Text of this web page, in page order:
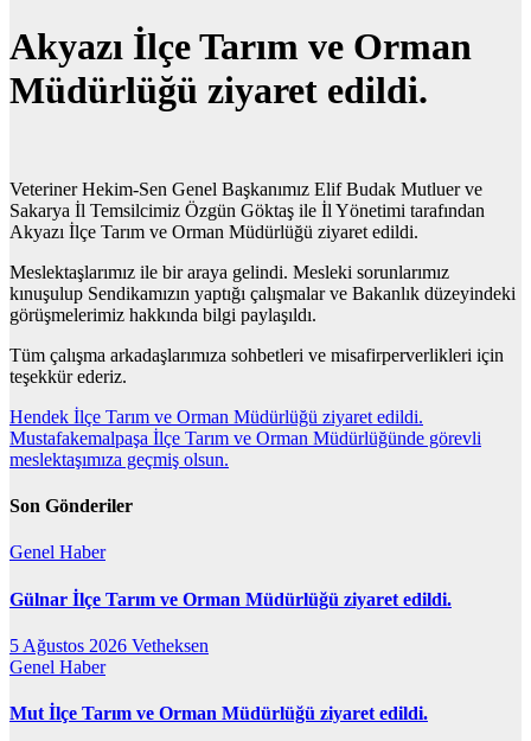
Akyazı İlçe Tarım ve Orman
Müdürlüğü ziyaret edildi.
Veteriner Hekim-Sen Genel Başkanımız Elif Budak Mutluer ve
Sakarya İl Temsilcimiz Özgün Göktaş ile İl Yönetimi tarafından
Akyazı İlçe Tarım ve Orman Müdürlüğü ziyaret edildi.
Meslektaşlarımız ile bir araya gelindi. Mesleki sorunlarımız
kınuşulup Sendikamızın yaptığı çalışmalar ve Bakanlık düzeyindeki
görüşmelerimiz hakkında bilgi paylaşıldı.
Tüm çalışma arkadaşlarımıza sohbetleri ve misafirperverlikleri için
teşekkür ederiz.
Yazı
gezinmesi
Hendek İlçe Tarım ve Orman Müdürlüğü ziyaret edildi.
Mustafakemalpaşa İlçe Tarım ve Orman Müdürlüğünde görevli
meslektaşımıza geçmiş olsun.
Son Gönderiler
Genel Haber
Gülnar İlçe Tarım ve Orman Müdürlüğü ziyaret edildi.
5 Ağustos 2026 Vetheksen
Genel Haber
Mut İlçe Tarım ve Orman Müdürlüğü ziyaret edildi.